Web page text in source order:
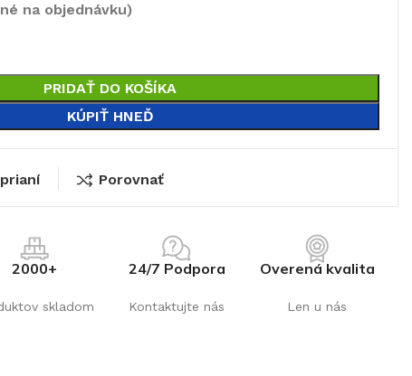
na objednávku)
PRIDAŤ DO KOŠÍKA
KÚPIŤ HNEĎ
Porovnať
2000+
skladom
24/7 Podpora
Kontaktujte nás
Overená kvalita
Len u nás